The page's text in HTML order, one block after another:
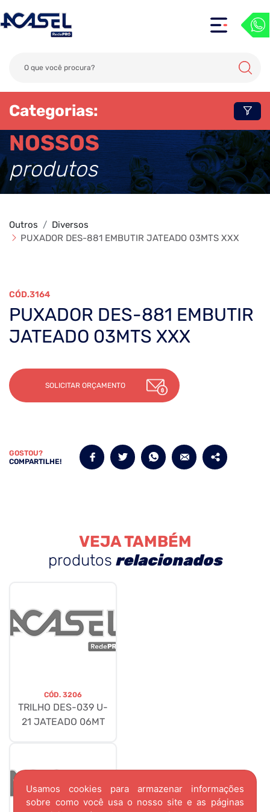
Usamos cookies para armazenar informações
sobre como você usa o nosso site e as páginas
Categorias:
NOSSOS
produtos
Outros
Diversos
PUXADOR DES-881 EMBUTIR JATEADO 03MTS XXX
3164
PUXADOR DES-881 EMBUTIR
JATEADO 03MTS XXX
SOLICITAR ORÇAMENTO
GOSTOU?
COMPARTILHE!
VEJA TAMBÉM
produtos relacionados
CÓD. 3206
TRILHO DES-039 U-
21 JATEADO 06MT